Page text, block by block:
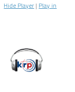
Hide Player | Play in